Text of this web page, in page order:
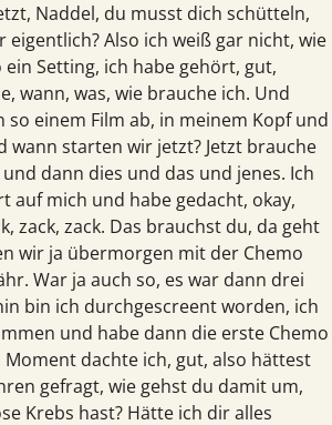
Naddel, du musst dich schütteln,
Also ich weiß gar nicht, wie
ein Setting, ich habe gehört, gut,
wann, was, wie brauche ich. Und
so einem Film ab, in meinem Kopf und
wann starten wir jetzt? Jetzt brauche
dann dies und das und jenes. Ich
auf mich und habe gedacht, okay,
zack, zack. Das brauchst du, da geht
wir ja übermorgen mit der Chemo
War ja auch so, es war dann drei
bin ich durchgescreent worden, ich
und habe dann die erste Chemo
dachte ich, gut, also hättest
gefragt, wie gehst du damit um,
Krebs hast? Hätte ich dir alles